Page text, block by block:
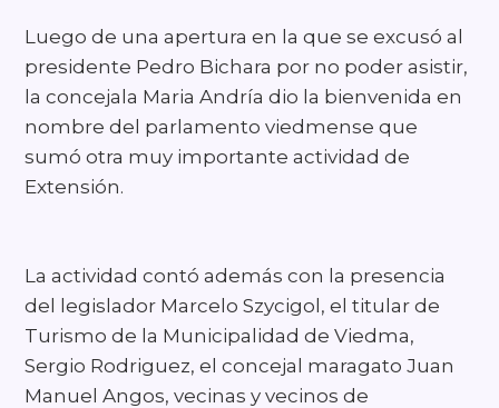
Luego de una apertura en la que se excusó al
presidente Pedro Bichara por no poder asistir,
la concejala Maria Andría dio la bienvenida en
nombre del parlamento viedmense que
sumó otra muy importante actividad de
Extensión.
La actividad contó además con la presencia
del legislador Marcelo Szycigol, el titular de
Turismo de la Municipalidad de Viedma,
Sergio Rodriguez, el concejal maragato Juan
Manuel Angos, vecinas y vecinos de